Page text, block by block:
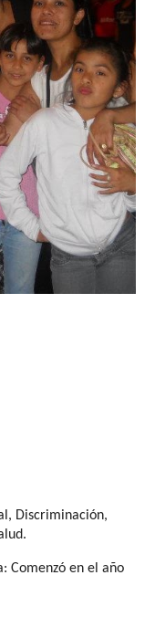
Discriminación,
Comenzó en el año